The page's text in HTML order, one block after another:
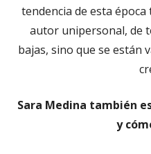
tendencia de esta
autor unipersonal, de
bajas, sino que se están
Sara Medina también
y